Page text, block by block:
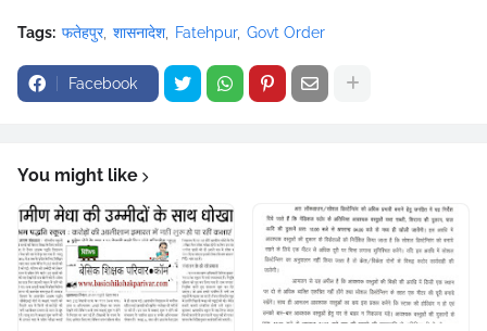
Tags: फतेहपुर शासनादेश Fatehpur Govt Order
Facebook
You might like